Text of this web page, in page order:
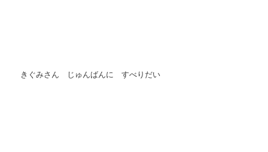
きぐみさん じゅんばんに すべりだい